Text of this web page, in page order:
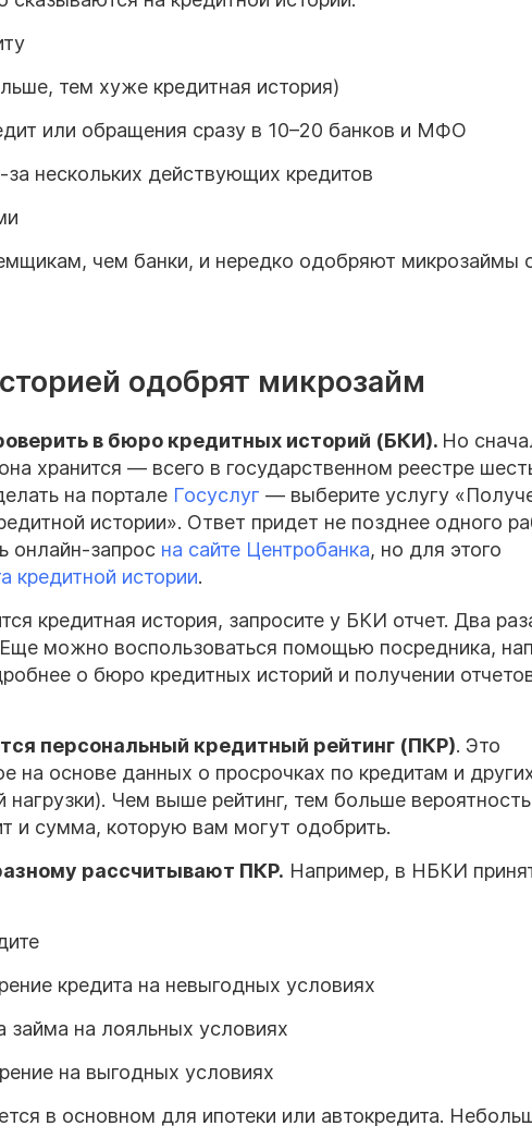
тем хуже кредитная история)
или обращения сразу в 10–20 банков и МФО
за нескольких действующих кредитов
чем банки, и нередко одобряют микрозаймы
одобрят микрозайм
в бюро кредитных историй (БКИ). Но
хранится — всего в государственном реестре
на портале Госуслуг — выберите услугу
истории». Ответ придет не позднее одного
онлайн-запрос на сайте Центробанка, но для этого
кредитной истории.
кредитная история, запросите у БКИ отчет. Два
можно воспользоваться помощью посредника,
о бюро кредитных историй и получении
персональный кредитный рейтинг (ПКР). Это
на основе данных о просрочках по кредитам и
Чем выше рейтинг, тем больше вероятность
и сумма, которую вам могут одобрить.
рассчитывают ПКР. Например, в НБКИ
кредита на невыгодных условиях
на лояльных условиях
на выгодных условиях
в основном для ипотеки или автокредита.